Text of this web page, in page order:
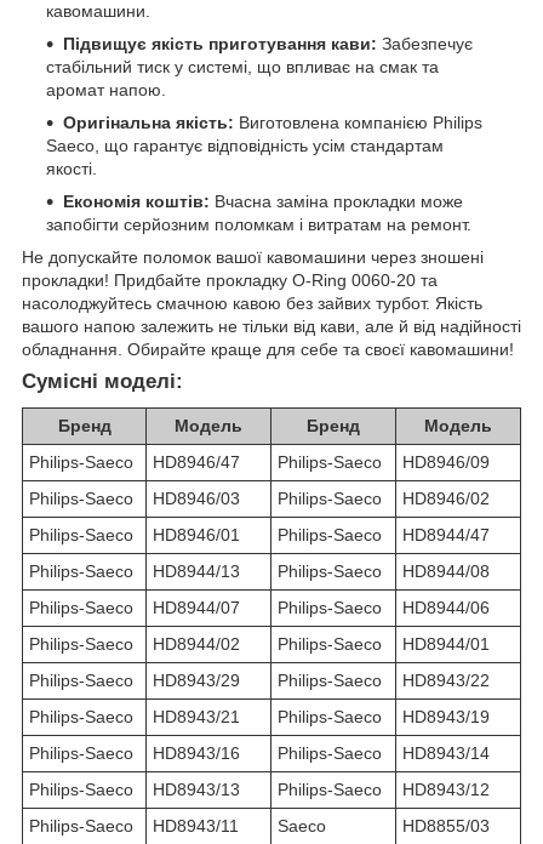
кавомашини.
Підвищує якість приготування кави: Забезпечує
стабільний тиск у системі, що впливає на смак та
аромат напою.
Оригінальна якість: Виготовлена компанією Philips
Saeco, що гарантує відповідність усім стандартам
якості.
Економія коштів: Вчасна заміна прокладки може
запобігти серйозним поломкам і витратам на ремонт.
Не допускайте поломок вашої кавомашини через зношені
прокладки! Придбайте прокладку O-Ring 0060-20 та
насолоджуйтесь смачною кавою без зайвих турбот. Якість
вашого напою залежить не тільки від кави, але й від надійності
обладнання. Обирайте краще для себе та своєї кавомашини!
Сумісні моделі:
Бренд Модель Бренд
Модель
Philips-Saeco
HD8946/47 Philips-Saeco
HD8946/09
Philips-Saeco
HD8946/03 Philips-Saeco
HD8946/02
Philips-Saeco
HD8946/01 Philips-Saeco
HD8944/47
Philips-Saeco
HD8944/13 Philips-Saeco
HD8944/08
Philips-Saeco
HD8944/07 Philips-Saeco
HD8944/06
Philips-Saeco
HD8944/02 Philips-Saeco
HD8944/01
Philips-Saeco
HD8943/29 Philips-Saeco
HD8943/22
Philips-Saeco
HD8943/21 Philips-Saeco
HD8943/19
Philips-Saeco
HD8943/16 Philips-Saeco
HD8943/14
Philips-Saeco
HD8943/13 Philips-Saeco
HD8943/12
Philips-Saeco
HD8943/11 Saeco HD8855/03